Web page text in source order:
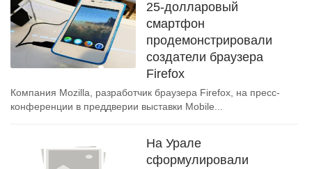
25-долларовый
смартфон
продемонстрировали
cоздатели браузера
Firefox
Компания Mozilla, разработчик браузера Firefox, на пресс-
конференции в преддверии выставки Mobile...
На Урале
сформулировали